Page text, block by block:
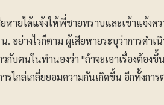
หายได้แจ้งให้พี่ชายทราบและเข้าแจ้งค
อย่างไรก็ตาม ผู้เสียหายระบุว่าการดำเ
กับตนในทำนองว่า "ถ้าจะเอาเรื่องต้อ
รไกล่เกลี่ยยอมความกันเกิดขึ้น อีกทั้งกา